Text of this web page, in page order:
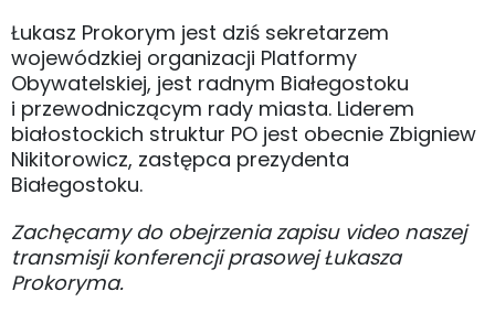
Łukasz Prokorym jest dziś sekretarzem
wojewódzkiej organizacji Platformy
Obywatelskiej, jest radnym Białegostoku
i przewodniczącym rady miasta. Liderem
białostockich struktur PO jest obecnie Zbigniew
Nikitorowicz, zastępca prezydenta
Białegostoku.
Zachęcamy do obejrzenia zapisu video naszej
transmisji konferencji prasowej Łukasza
Prokoryma.